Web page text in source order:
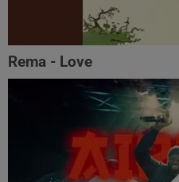
Rema - Love